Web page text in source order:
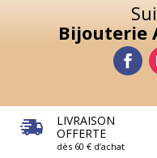
Bijouterie
LIVRAISON
OFFERTE
dès 60 € d’achat